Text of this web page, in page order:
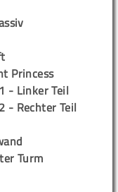
Princess
- Linker Teil
- Rechter Teil
Turm